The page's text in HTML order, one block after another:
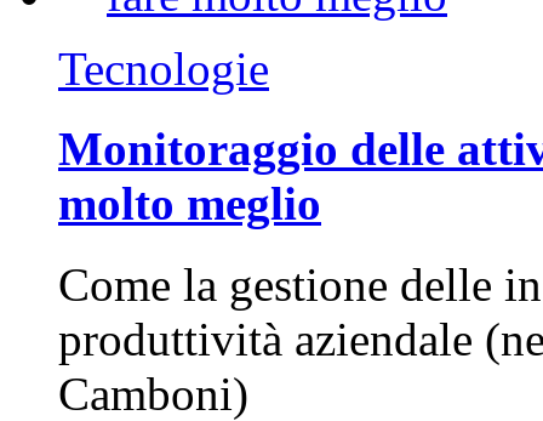
Tecnologie
Monitoraggio delle
molto meglio
Come la gestione delle
produttività aziendale
Camboni)